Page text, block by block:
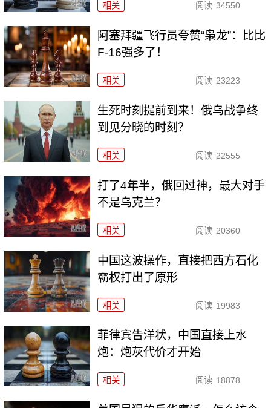
相关 阅读 34550
阿塞拜疆飞行员夸赞“枭龙”：比比
F-16强多了！
相关 阅读 23223
生死时刻提前到来！俄乌战争终
到见分晓的时刻？
相关 阅读 22555
打了4年半，俄回过神，最大对手
不是乌克兰？
相关 阅读 20360
中国这波操作，直接把西方石化
霸权打出了原形
相关 阅读 19983
菲律宾告洋状，中国直接上水
炮：炮灰代价才开始
相关 阅读 18878